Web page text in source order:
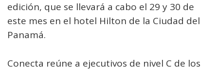
edición, que se llevará a cabo el 29 y 30 de
este mes en el hotel Hilton de la Ciudad del
Panamá.
Conecta reúne a ejecutivos de nivel C de los